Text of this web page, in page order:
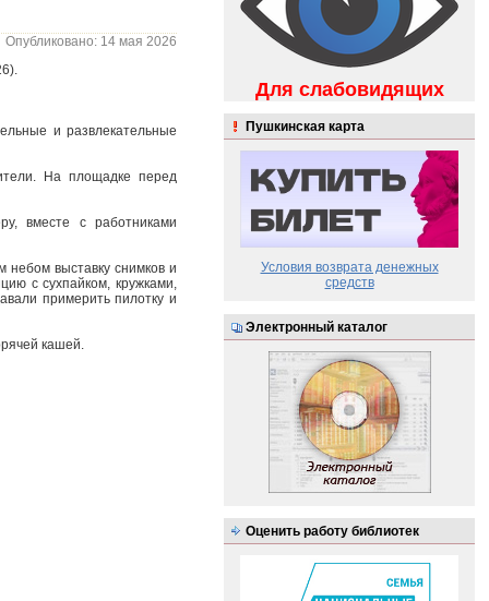
Опубликовано: 14 мая 2026
и развлекательные
На площадке перед
вместе с работниками
небом выставку снимков и
с сухпайком, кружками,
примерить пилотку и
кашей.
Для слабовидящих
Пушкинская карта
Условия возврата денежных
средств
Электронный каталог
Оценить работу библиотек